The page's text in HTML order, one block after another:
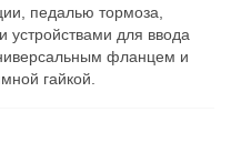
педалью тормоза,
устройствами для ввода
фланцем и
гайкой.